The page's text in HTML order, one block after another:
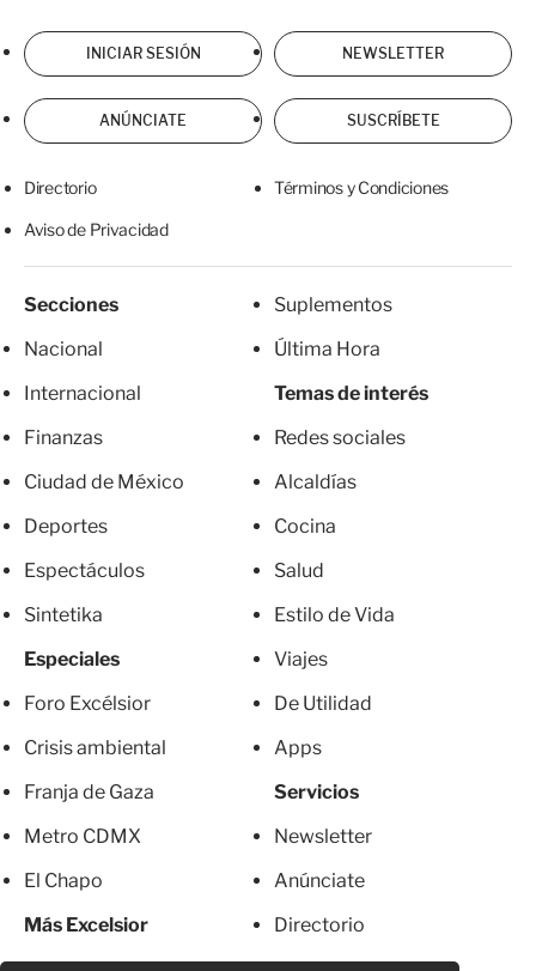
INICIAR SESIÓN NEWSLETTER
ANÚNCIATE SUSCRÍBETE
Directorio Términos y Condiciones
Aviso de Privacidad
Secciones
Nacional
Internacional
Finanzas
Ciudad de México
Deportes
Espectáculos
Sintetika
Especiales
Foro Excélsior
Crisis ambiental
Franja de Gaza
Metro CDMX
El Chapo
Más Excelsior
Suplementos
Última Hora
Temas de interés
Redes sociales
Alcaldías
Cocina
Salud
Estilo de Vida
Viajes
De Utilidad
Apps
Servicios
Newsletter
Anúnciate
Directorio